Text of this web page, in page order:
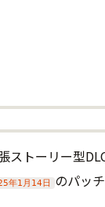
トーリー型
年1月14日 のパッチ